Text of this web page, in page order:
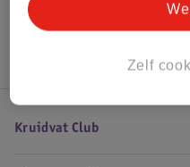
Hoe controleren wij de reviews?
Kruidvat Club
Zelf